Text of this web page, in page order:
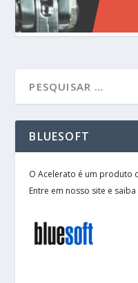
BLUESOFT
O Acelerato é um produto
Entre em nosso site e